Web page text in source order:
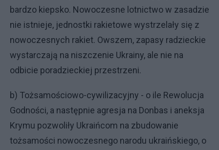
bardzo kiepsko. Nowoczesne lotnictwo w zasadzie
nie istnieje, jednostki rakietowe wystrzelały się z
nowoczesnych rakiet. Owszem, zapasy radzieckie
wystarczają na niszczenie Ukrainy, ale nie na
odbicie poradzieckiej przestrzeni.
b) Tożsamościowo-cywilizacyjny - o ile Rewolucja
Godności, a następnie agresja na Donbas i aneksja
Krymu pozwoliły Ukraińcom na zbudowanie
tożsamości nowoczesnego narodu ukraińskiego, o